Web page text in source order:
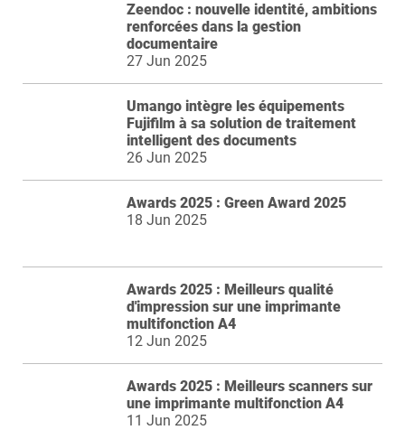
Zeendoc : nouvelle identité, ambitions
renforcées dans la gestion
documentaire
27 Jun 2025
Umango intègre les équipements
Fujifilm à sa solution de traitement
intelligent des documents
26 Jun 2025
Awards 2025 : Green Award 2025
18 Jun 2025
Awards 2025 : Meilleurs qualité
d'impression sur une imprimante
multifonction A4
12 Jun 2025
Awards 2025 : Meilleurs scanners sur
une imprimante multifonction A4
11 Jun 2025